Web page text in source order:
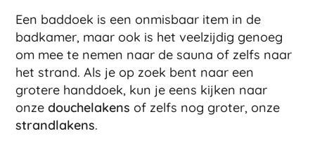
Een baddoek is een onmisbaar item in de
badkamer, maar ook is het veelzijdig genoeg
om mee te nemen naar de sauna of zelfs naar
het strand. Als je op zoek bent naar een
grotere handdoek, kun je eens kijken naar
onzedouchelakens of zelfs nog groter, onze
strandlakens.